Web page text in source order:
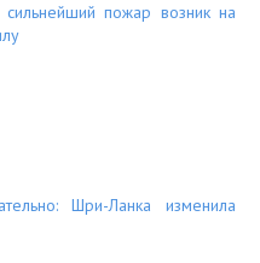
сильнейший пожар возник на
Шри-Ланка изменила